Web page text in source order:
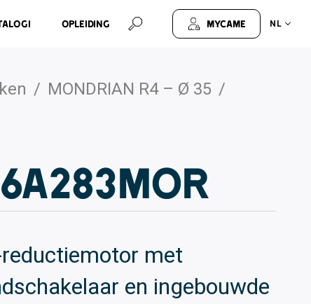
Opleiding MyCAME NL
/ MONDRIAN R4 – Ø 35 /
met
en ingebouwde